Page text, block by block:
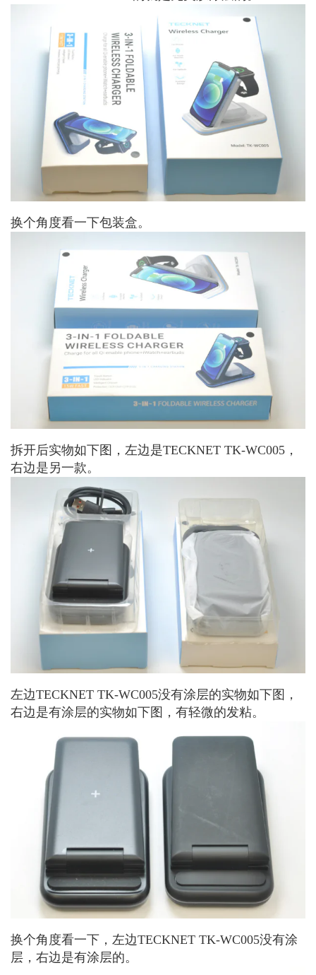
换个角度看一下包装盒。
拆开后实物如下图，左边是TECKNET TK-WC005，
右边是另一款。
左边TECKNET TK-WC005没有涂层的实物如下图，
右边是有涂层的实物如下图，有轻微的发粘。
换个角度看一下，左边TECKNET TK-WC005没有涂
层，右边是有涂层的。